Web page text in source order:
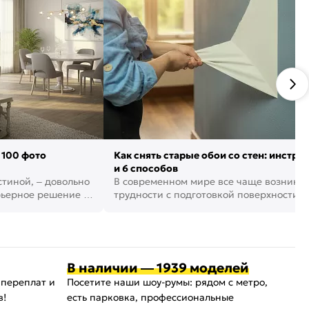
фото
– довольно
решение в
Как снять старые обои со стен:
и 6 способов
В современном мире все чаще
трудности с подготовкой поверхности
и
В наличии — 1939 моделей
Посетите наши шоу-румы: рядом с метро,
есть парковка, профессиональные